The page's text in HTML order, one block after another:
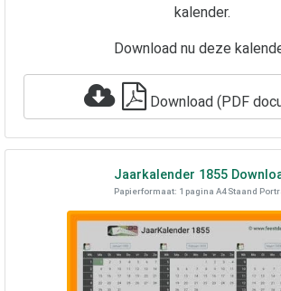
kalender.
Download nu deze
Download (PDF
Jaarkalender 1855
Papierformaat: 1 pagina A4 Staand